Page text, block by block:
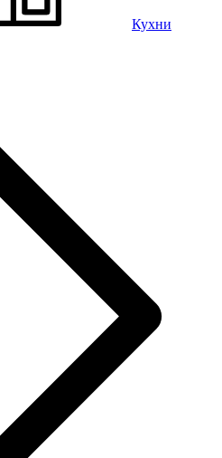
Кухни